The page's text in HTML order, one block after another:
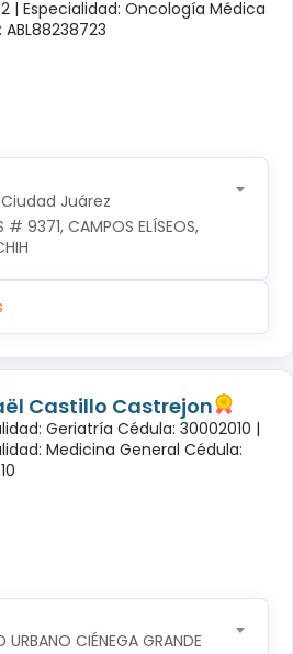
| Especialidad: Oncología Médica
Juárez
# 9371, CAMPOS ELÍSEOS,
Castillo Castrejon
Geriatría Cédula: 30002010 |
Medicina General Cédula:
URBANO CIÉNEGA GRANDE